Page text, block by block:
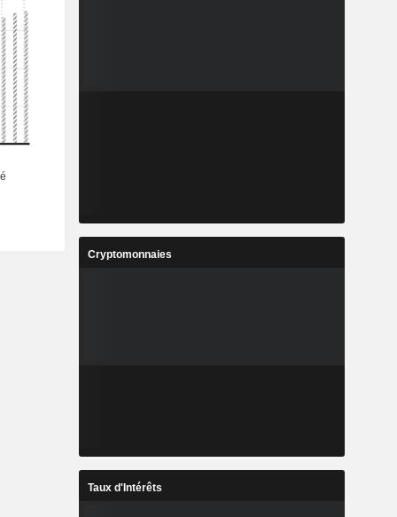
Cryptomonnaies
Taux d'Intérêts